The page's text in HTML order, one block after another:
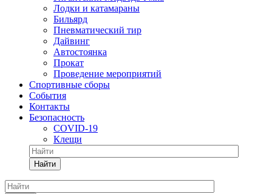
Лодки и катамараны
Бильярд
Пневматический тир
Дайвинг
Автостоянка
Прокат
Проведение мероприятий
Спортивные сборы
События
Контакты
Безопасность
COVID-19
Клещи
Найти